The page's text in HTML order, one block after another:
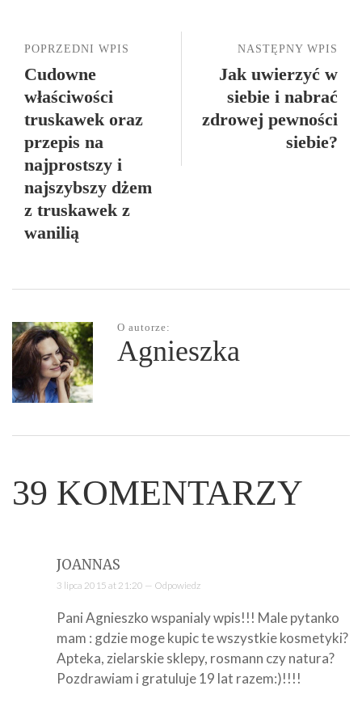
NASTĘPNY WPIS
Jak uwierzyć w
siebie i nabrać
zdrowej pewności
siebie?
POPRZEDNI WPIS
Cudowne
właściwości
truskawek oraz
przepis na
najprostszy i
najszybszy dżem
z truskawek z
wanilią
O autorze:
Agnieszka
39 KOMENTARZY
JOANNAS
3 lipca 2015 at 21:20 — Odpowiedz
Pani Agnieszko wspanialy wpis!!! Male pytanko
mam : gdzie moge kupic te wszystkie kosmetyki?
Apteka, zielarskie sklepy, rosmann czy natura?
Pozdrawiam i gratuluje 19 lat razem:)!!!!